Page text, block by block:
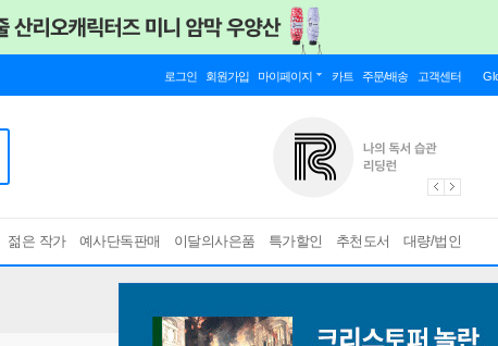
로그인 회원가입 마이페이지 카트 주문/배송 고객센터
젊은 작가 예사단독판매 이달의사은품 특가할인 추천도서 대량/법인